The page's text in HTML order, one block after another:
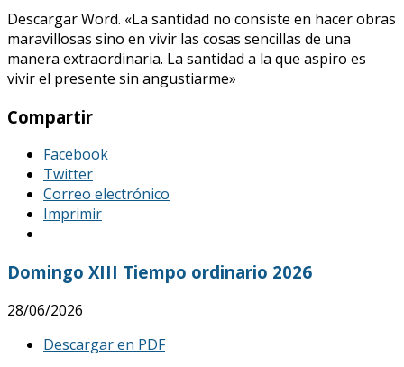
Descargar Word. «La santidad no consiste en hacer obras
maravillosas sino en vivir las cosas sencillas de una
manera extraordinaria. La santidad a la que aspiro es
vivir el presente sin angustiarme»
Compartir
Facebook
Twitter
Correo electrónico
Imprimir
Domingo XIII Tiempo ordinario 2026
28/06/2026
Descargar en PDF